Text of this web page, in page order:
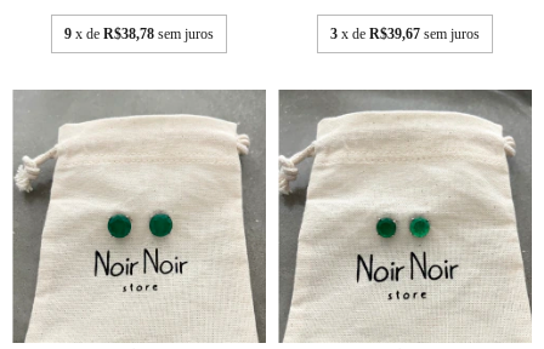
9 x de R$38,78 sem juros 3 x de R$39,67 sem juros